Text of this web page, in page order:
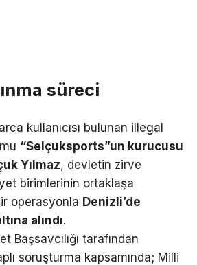
süreci
kullanıcısı bulunan illegal
“Selçuksports”un kurucusu
Yılmaz, devletin zirve
birimlerinin ortaklaşa
operasyonla Denizli’de
alındı.
Başsavcılığı tarafından
soruşturma kapsamında; Milli